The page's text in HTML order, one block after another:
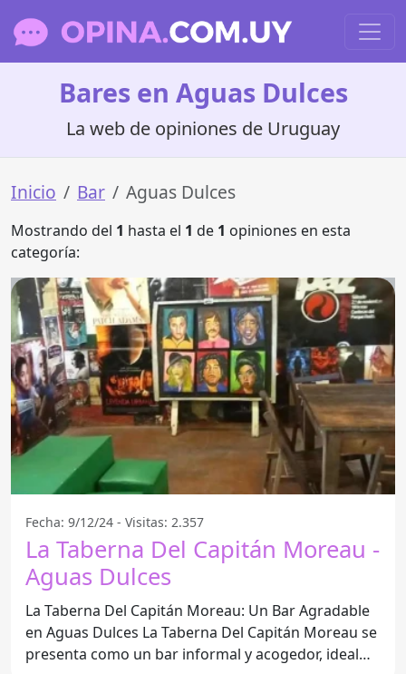
Bares en Aguas Dulces
La web de opiniones de Uruguay
Inicio Bar Aguas Dulces
Mostrando del 1 hasta el 1 de 1 opiniones en esta
categoría:
Fecha: 9/12/24 - Visitas: 2.357
La Taberna Del Capitán Moreau -
Aguas Dulces
La Taberna Del Capitán Moreau: Un Bar Agradable
en Aguas Dulces La Taberna Del Capitán Moreau se
presenta como un bar informal y acogedor, ideal